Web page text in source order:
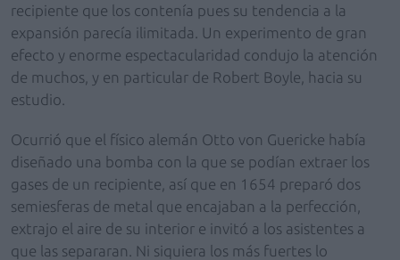
recipiente que los contenía pues su tendencia a la
expansión parecía ilimitada. Un experimento de gran
efecto y enorme espectacularidad condujo la atención
de muchos, y en particular de Robert Boyle, hacia su
estudio.
Ocurrió que el físico alemán Otto von Guericke había
diseñado una bomba con la que se podían extraer los
gases de un recipiente, así que en 1654 preparó dos
semiesferas de metal que encajaban a la perfección,
extrajo el aire de su interior e invitó a los asistentes a
que las separaran. Ni siquiera los más fuertes lo